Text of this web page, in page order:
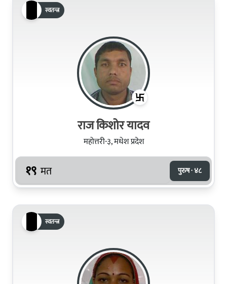
स्वतन्त्र
राज किशोर यादव
महोत्तरी-३, मधेश प्रदेश
१९ मत पुरुष · ४८
स्वतन्त्र